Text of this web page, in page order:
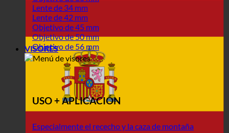
Lente de 34 mm
Lente de 42 mm
Objetivo de 45 mm
Objetivo de 50 mm
Objetivo de 56 mm
VISORES
USO + APLICACIÓN
Especialmente el rececho y la caza de montaña